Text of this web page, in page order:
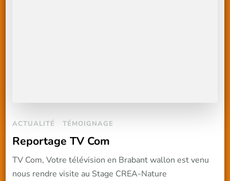
ACTUALITÉ TÉMOIGNAGE
Reportage TV Com
TV Com, Votre télévision en Brabant wallon est venu
nous rendre visite au Stage CREA-Nature